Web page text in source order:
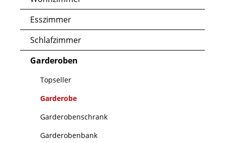
Esszimmer
Schlafzimmer
Garderoben
Topseller
Garderobe
Garderobenschrank
Garderobenbank